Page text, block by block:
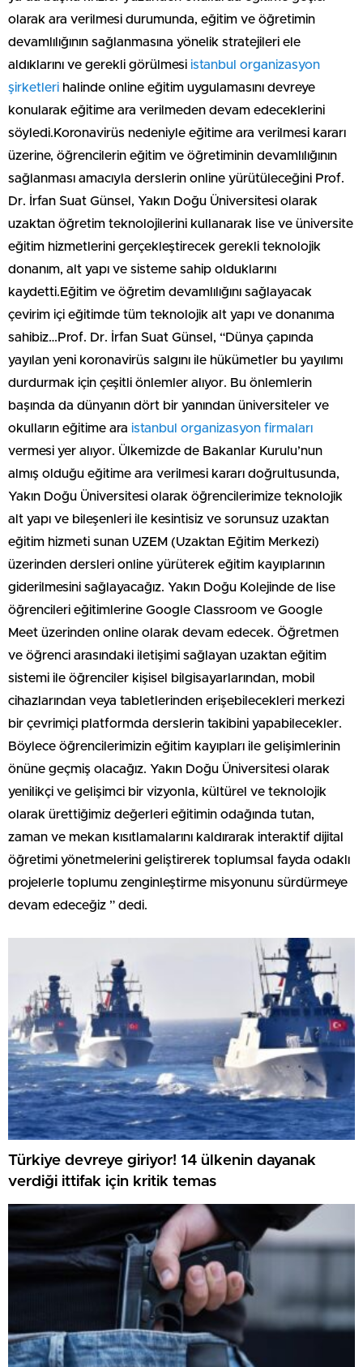
olarak ara verilmesi durumunda, eğitim ve öğretimin
devamlılığının sağlanmasına yönelik stratejileri ele
aldıklarını ve gerekli görülmesi istanbul organizasyon
şirketleri halinde online eğitim uygulamasını devreye
konularak eğitime ara verilmeden devam edeceklerini
söyledi.Koronavirüs nedeniyle eğitime ara verilmesi kararı
üzerine, öğrencilerin eğitim ve öğretiminin devamlılığının
sağlanması amacıyla derslerin online yürütüleceğini Prof.
Dr. İrfan Suat Günsel, Yakın Doğu Üniversitesi olarak
uzaktan öğretim teknolojilerini kullanarak lise ve üniversite
eğitim hizmetlerini gerçekleştirecek gerekli teknolojik
donanım, alt yapı ve sisteme sahip olduklarını
kaydetti.Eğitim ve öğretim devamlılığını sağlayacak
çevirim içi eğitimde tüm teknolojik alt yapı ve donanıma
sahibiz…Prof. Dr. İrfan Suat Günsel, “Dünya çapında
yayılan yeni koronavirüs salgını ile hükümetler bu yayılımı
durdurmak için çeşitli önlemler alıyor. Bu önlemlerin
başında da dünyanın dört bir yanından üniversiteler ve
okulların eğitime ara istanbul organizasyon firmaları
vermesi yer alıyor. Ülkemizde de Bakanlar Kurulu’nun
almış olduğu eğitime ara verilmesi kararı doğrultusunda,
Yakın Doğu Üniversitesi olarak öğrencilerimize teknolojik
alt yapı ve bileşenleri ile kesintisiz ve sorunsuz uzaktan
eğitim hizmeti sunan UZEM (Uzaktan Eğitim Merkezi)
üzerinden dersleri online yürüterek eğitim kayıplarının
giderilmesini sağlayacağız. Yakın Doğu Kolejinde de lise
öğrencileri eğitimlerine Google Classroom ve Google
Meet üzerinden online olarak devam edecek. Öğretmen
ve öğrenci arasındaki iletişimi sağlayan uzaktan eğitim
sistemi ile öğrenciler kişisel bilgisayarlarından, mobil
cihazlarından veya tabletlerinden erişebilecekleri merkezi
bir çevrimiçi platformda derslerin takibini yapabilecekler.
Böylece öğrencilerimizin eğitim kayıpları ile gelişimlerinin
önüne geçmiş olacağız. Yakın Doğu Üniversitesi olarak
yenilikçi ve gelişimci bir vizyonla, kültürel ve teknolojik
olarak ürettiğimiz değerleri eğitimin odağında tutan,
zaman ve mekan kısıtlamalarını kaldırarak interaktif dijital
öğretimi yönetmelerini geliştirerek toplumsal fayda odaklı
projelerle toplumu zenginleştirme misyonunu sürdürmeye
devam edeceğiz ” dedi.
Türkiye devreye giriyor! 14 ülkenin dayanak
verdiği ittifak için kritik temas